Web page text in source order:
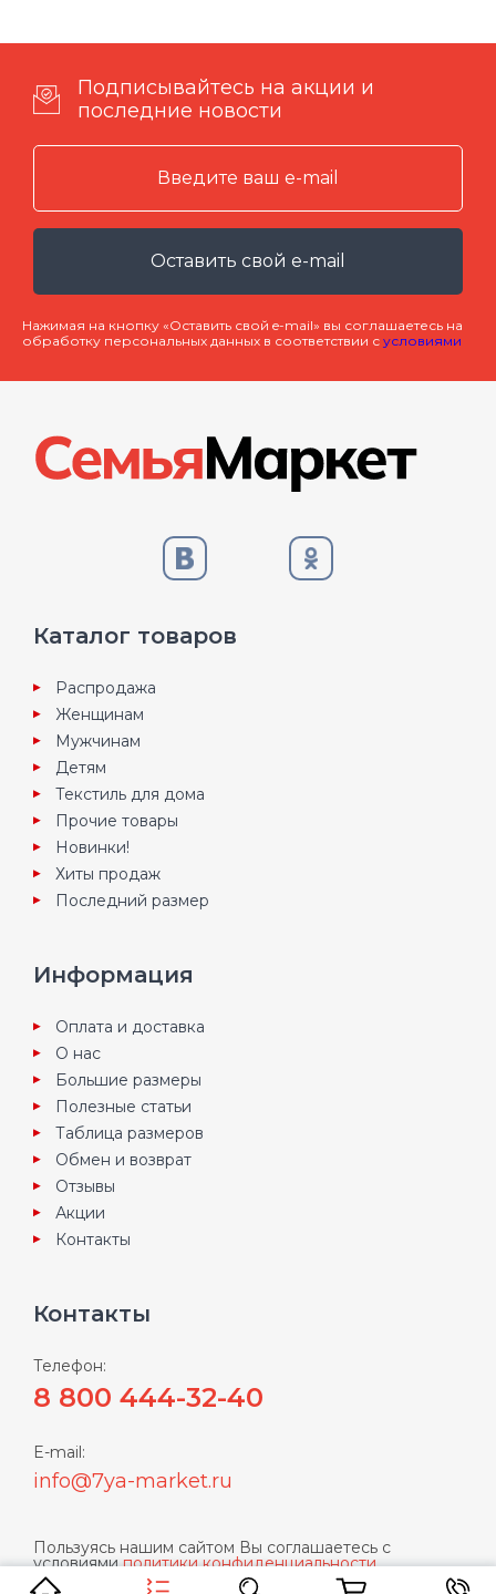
Подписывайтесь на акции и
последние новости
Оставить свой e-mail
Нажимая на кнопку «Оставить свой e-mail» вы соглашаетесь на
обработку персональных данных в соответствии с условиями
Каталог товаров
Распродажа
Женщинам
Мужчинам
Детям
Текстиль для дома
Прочие товары
Новинки!
Хиты продаж
Последний размер
Информация
Оплата и доставка
О нас
Большие размеры
Полезные статьи
Таблица размеров
Обмен и возврат
Отзывы
Акции
Контакты
Контакты
Телефон:
8 800 444-32-40
E-mail:
info@7ya-market.ru
Пользуясь нашим сайтом Вы соглашаетесь с
условиямиполитики конфиденциальности